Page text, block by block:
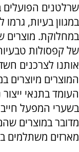
שרלטנים הפועלים
במגוון בעיות,
במחלוקת. מוצרים
של קפסולות
אותנו לצרכנים
המוצרים מיוצרים
בשערי המפעל
מארזים משתלמים